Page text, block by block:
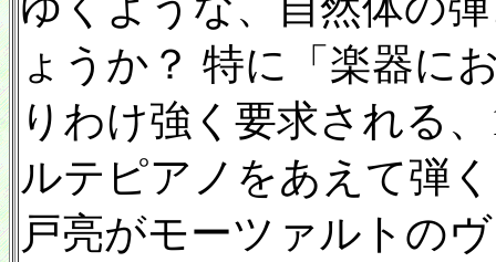
ょうか？ 特に「楽器に
りわけ強く要求される
ルテピアノをあえて弾
戸亮がモーツァルトの